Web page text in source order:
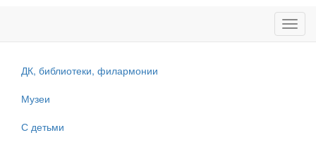
ДК, библиотеки, филармонии
Музеи
С детьми